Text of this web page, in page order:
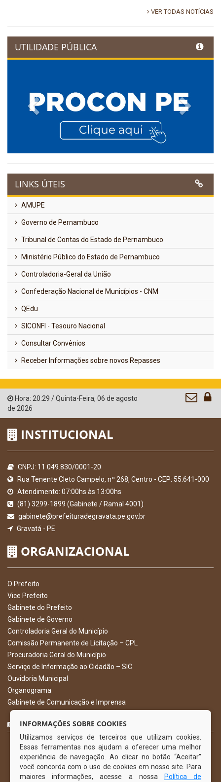
VER TODAS NOTÍCIAS
UTILIDADE PÚBLICA
Previous
LINKS ÚTEIS
AMUPE
Governo de Pernambuco
Tribunal de Contas do Estado de Pernambuco
Ministério Público do Estado de Pernambuco
Controladoria-Geral da União
Confederação Nacional de Municípios - CNM
QEdu
SICONFI - Tesouro Nacional
Consultar Convênios
Receber Informações sobre novos Repasses
Hora: 20:29 /Quinta-Feira, 06 de agosto
de 2026
INSTITUCIONAL
CNPJ: 11.049.830/0001-20
Rua Tenente Cleto Campelo, nº 268, Centro - CEP: 55.641-000
Atendimento: 07:00hs às 13:00hs
(81) 3299-1899 (Gabinete / Ramal 4001)
gabinete@prefeituradegravata.pe.gov.br
Gravatá - PE
ORGANIZACIONAL
O Prefeito
Vice Prefeito
Gabinete do Prefeito
Gabinete de Governo
Controladoria Geral do Município
Comissão Permanente de Licitação – CPL
Procuradoria Geral do Município
Serviço de Informação ao Cidadão – SIC
Ouvidoria Municipal
Organograma
Gabinete de Comunicação e Imprensa
CURTA NOSSA FAN PAGE
INFORMAÇÕES SOBRE COOKIES
Utilizamos serviços de terceiros que utilizam cookies.
Essas ferramentas nos ajudam a oferecer uma melhor
experiência de navegação. Ao clicar no botão “Aceitar”
você concorda com o uso de cookies em nosso site. Para
maiores informações, acesse a nossa
Política de